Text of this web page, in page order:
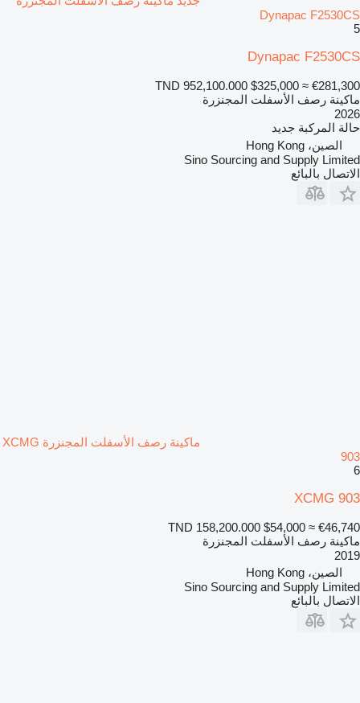
Dynapac F2530CS
5
Dynapac F2530CS
TND 952,100.000 $325,000 ≈ €281,300
ماكينة رصف الأسفلت المجنزرة
2026
حالة المركبة جديد
الصين، Hong Kong
Sino Sourcing and Supply Limited
الاتصال بالبائع
ماكينة رصف الأسفلت المجنزرة XCMG
903
6
XCMG 903
TND 158,200.000 $54,000 ≈ €46,740
ماكينة رصف الأسفلت المجنزرة
2019
الصين، Hong Kong
Sino Sourcing and Supply Limited
الاتصال بالبائع